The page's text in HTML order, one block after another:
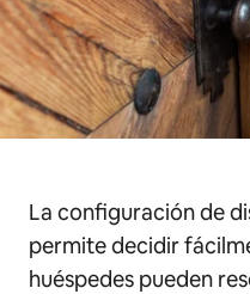
La configuración de
permite decidir
huéspedes pueden